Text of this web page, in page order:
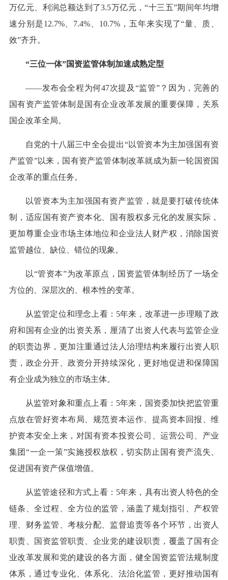
万亿元、利润总额达到了3.5万亿元，“十三五”期间年均增
速分别是12.7%、7.4%、10.7%，五年来实现了“量、质、
效”齐升。
“三位一体”国资监管体制加速成熟定型
——发布会全程为何47次提及“监管”？因为，完善的
国有资产监管体制是国有企业改革发展的重要保障，关系
国企改革全局。
自党的十八届三中全会提出“以管资本为主加强国有资
产监管”以来，国有资产监管体制改革就成为新一轮国资国
企改革的重点任务。
以管资本为主加强国有资产监管，就是要打破传统体
制，适应国有资产资本化、国有股权多元化的发展实际，
更加尊重企业市场主体地位和企业法人财产权，消除国资
监管越位、缺位、错位的现象。
以“管资本”为改革原点，国资监管体制经历了一场全
方位的、深层次的、根本性的变革。
从监管定位和理念上看：5年来，改革进一步理顺了政
府和国有企业的出资关系，厘清了出资人代表与监管企业
的职责边界，更加注重通过法人治理结构来履行出资人职
责，政企分开、政资分开持续深化，更好地促进和保障国
有企业成为独立的市场主体。
从监管对象和重点上看：5年来，国资委加快把监管重
点放在管好资本布局、规范资本运作、提高资本回报、维
护资本安全上来，对国有资本投资公司、运营公司、产业
集团“一企一策”实施授权放权，切实防止国有资产流失、
促进国有资产保值增值。
从监管途径和方式上看：5年来，具有出资人特色的全
链条、全过程、全方位的监管，涵盖了规划指引、产权管
理、财务监管、考核分配、监督追责等各个环节，出资人
职责、国资监管职责、企业党的建设职责，覆盖了国有企
业改革发展和党的建设的各方面，健全国资监管法规制度
体系，通过专业化、体系化、法治化监管，更好推动国有